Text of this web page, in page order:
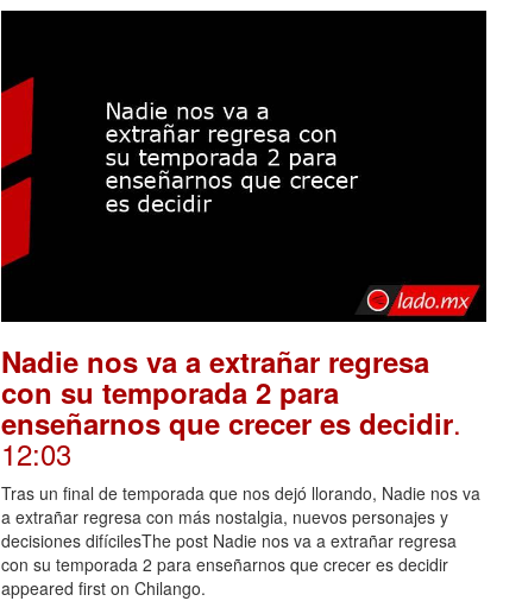
Nadie nos va a extrañar regresa
con su temporada 2 para
enseñarnos que crecer es decidir.
12:03
Tras un final de temporada que nos dejó llorando, Nadie nos va
a extrañar regresa con más nostalgia, nuevos personajes y
decisiones difícilesThe post Nadie nos va a extrañar regresa
con su temporada 2 para enseñarnos que crecer es decidir
appeared first on Chilango.